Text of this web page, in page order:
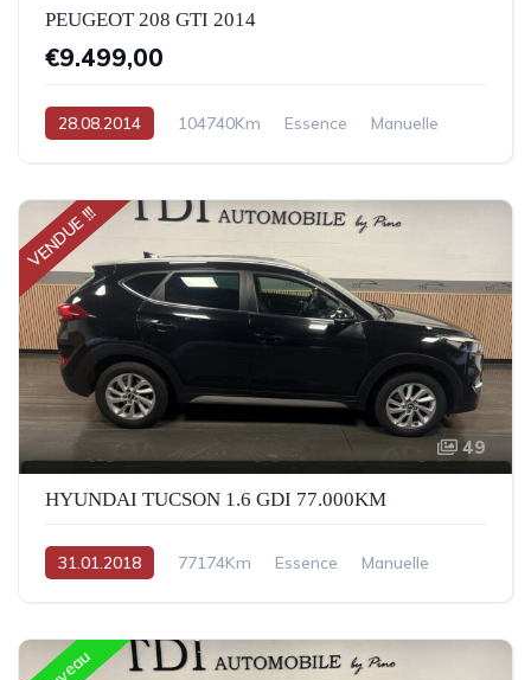
PEUGEOT 208 GTI 2014
€9.499,00
28.08.2014 104740Km Essence Manuelle
VENDUE !!!
49
HYUNDAI TUCSON 1.6 GDI 77.000KM
31.01.2018 77174Km Essence Manuelle